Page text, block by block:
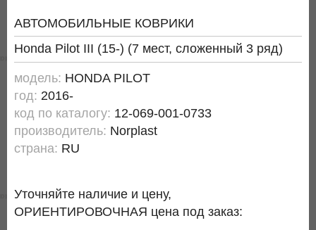
АВТОМОБИЛЬНЫЕ КОВРИКИ
Honda Pilot III (15-) (7 мест, сложенный 3 ряд)
модель: HONDA PILOT
год: 2016-
код по каталогу: 12-069-001-0733
производитель: Norplast
страна: RU
Уточняйте наличие и цену,
ОРИЕНТИРОВОЧНАЯ цена под заказ: